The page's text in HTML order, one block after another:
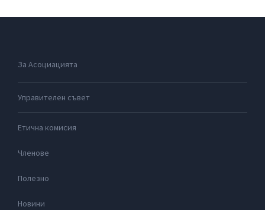
За Асоциацията
Управителен съвет
Етична комисия
Членове
Полезно
Новини